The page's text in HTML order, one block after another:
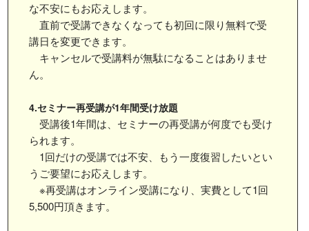
な不安にもお応えします。
直前で受講できなくなっても初回に限り無料で受
講日を変更できます。
キャンセルで受講料が無駄になることはありませ
ん。
4.セミナー再受講が1年間受け放題
受講後1年間は、セミナーの再受講が何度でも受け
られます。
1回だけの受講では不安、もう一度復習したいとい
うご要望にお応えします。
※再受講はオンライン受講になり、実費として1回
5,500円頂きます。